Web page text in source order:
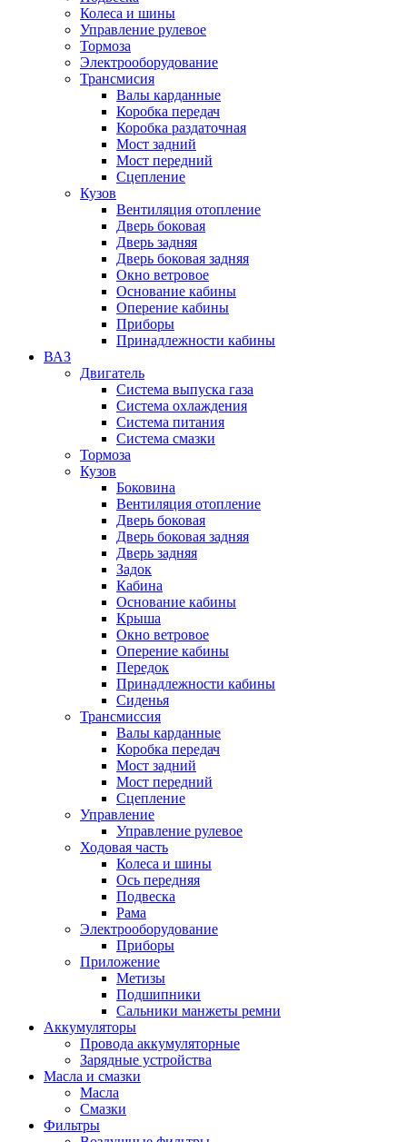
Колеса и шины
Управление рулевое
Тормоза
Электрооборудование
Трансмисия
Валы карданные
Коробка передач
Коробка раздаточная
Мост задний
Мост передний
Сцепление
Кузов
Вентиляция отопление
Дверь боковая
Дверь задняя
Дверь боковая задняя
Окно ветровое
Основание кабины
Оперение кабины
Приборы
Принадлежности кабины
ВАЗ
Двигатель
Система выпуска газа
Система охлаждения
Система питания
Система смазки
Тормоза
Кузов
Боковина
Вентиляция отопление
Дверь боковая
Дверь боковая задняя
Дверь задняя
Задок
Кабина
Основание кабины
Крыша
Окно ветровое
Оперение кабины
Передок
Принадлежности кабины
Сиденья
Трансмиссия
Валы карданные
Коробка передач
Мост задний
Мост передний
Сцепление
Управление
Управление рулевое
Ходовая часть
Колеса и шины
Ось передняя
Подвеска
Рама
Электрооборудование
Приборы
Приложение
Метизы
Подшипники
Сальники манжеты ремни
Аккумуляторы
Провода аккумуляторные
Зарядные устройства
Масла и смазки
Масла
Смазки
Фильтры